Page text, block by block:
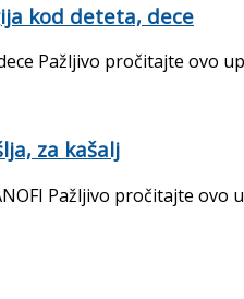
kod deteta, dece
Pažljivo pročitajte ovo
za kašalj
Pažljivo pročitajte ovo